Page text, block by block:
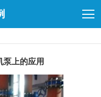
泵上的应用